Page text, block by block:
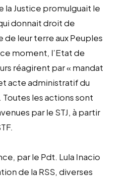
la Justice promulguait le
donnait droit de
leur terre aux Peuples
moment, l’Etat de
réagirent par « mandat
acte administratif du
les actions sont
par le STJ, à partir
par le Pdt. Lula Inacio
de la RSS, diverses